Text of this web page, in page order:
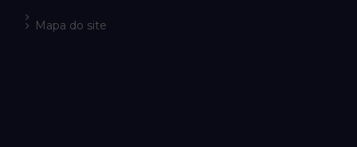
Mapa do site